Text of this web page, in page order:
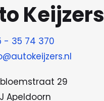
Keijzers
- 35 74 370
29
Apeldoorn